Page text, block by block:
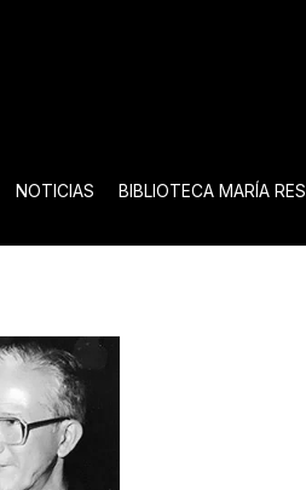
NOTICIAS BIBLIOTECA MARÍA